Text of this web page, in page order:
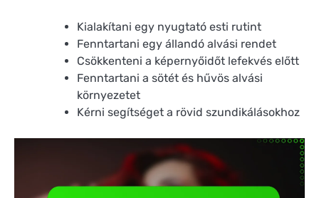
Kialakítani egy nyugtató esti rutint
Fenntartani egy állandó alvási rendet
Csökkenteni a képernyőidőt lefekvés előtt
Fenntartani a sötét és hűvös alvási
környezetet
Kérni segítséget a rövid szundikálásokhoz